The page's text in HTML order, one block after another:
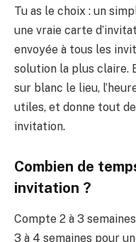
Tu as le choix : un
une vraie carte
envoyée à tous les
solution la plus claire.
sur blanc le lieu,
utiles, et donne tout
invitation.
Combien de
invitation ?
Compte 2 à 3
3 à 4 semaines pour